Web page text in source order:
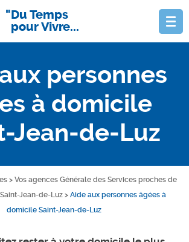
Du Temps
pour Vivre...
personnes
à domicile
Jean-de-Luz
> Vos agences Générale des Services proches de
Jean-de-Luz> Aide aux personnes âgées à
domicile Saint-Jean-de-Luz